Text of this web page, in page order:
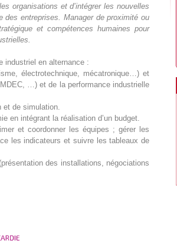
organisations et d’intégrer les nouvelles
des entreprises. Manager de proximité ou
et compétences humaines pour
industriel en alternance :
électrotechnique, mécatronique…) et
…) et de la performance industrielle
et de simulation.
en intégrant la réalisation d’un budget.
et coordonner les équipes ; gérer les
les indicateurs et suivre les tableaux de
des installations, négociations